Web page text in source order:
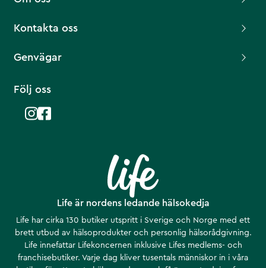
Life är nordens ledande hälsokedja
Life har cirka 130 butiker utspritt i Sverige och Norge med ett
brett utbud av hälsoprodukter och personlig hälsorådgivning.
Life innefattar Lifekoncernen inklusive Lifes medlems- och
franchisebutiker. Varje dag kliver tusentals människor in i våra
Kontakta oss
Genvägar
Följ oss